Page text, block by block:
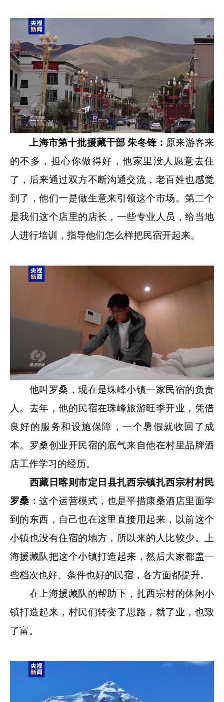
上海市第十批援藏干部 朱冬锋： 原来游客来
的不多，担心你做得好，他家里没人愿意去住
了，后来通过双方不断沟通交流，老百姓也感觉
到了，他们一是做生意来引领这个市场。第二个
是我们这个店里的店长，一些专业人员，给当地
人进行培训，指导他们怎么样把民宿开起来。
他叫罗桑，现在是珠峰小镇一家民宿的负责
人。去年，他的民宿在珠峰旅游旺季开业，凭借
良好的服务和设施保障，一个暑假就收回了成
本。罗桑创业开民宿的底气来自他在村里品牌酒
店工作学习的经历。
西藏日喀则市定日县扎西宗镇扎西宗村村民
罗桑：这个运营模式，也是平措康桑酒店里面学
到的东西，自己也在这里直接用起来，以前这个
小镇也没有住宿的地方，所以来的人比较少。上
海援藏队把这个小镇打造起来，然后大家都盖一
些档次也好、条件也好的民宿，各方面都提升。
在上海援藏队的帮助下，扎西宗村的休闲小
镇打造起来，村民们转变了思路，就了业，也致
了富。